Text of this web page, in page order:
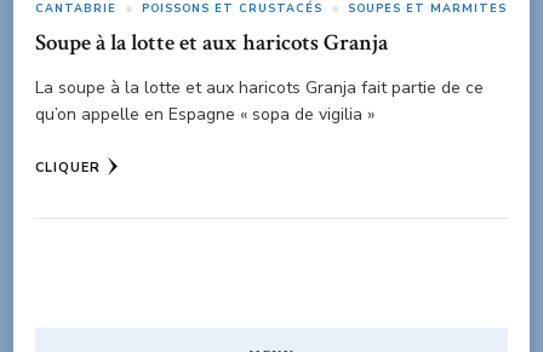
CANTABRIE POISSONS ET CRUSTACÉS SOUPES ET MARMITES
Soupe à la lotte et aux haricots Granja
La soupe à la lotte et aux haricots Granja fait partie de ce
qu’on appelle en Espagne « sopa de vigilia »
CLIQUER